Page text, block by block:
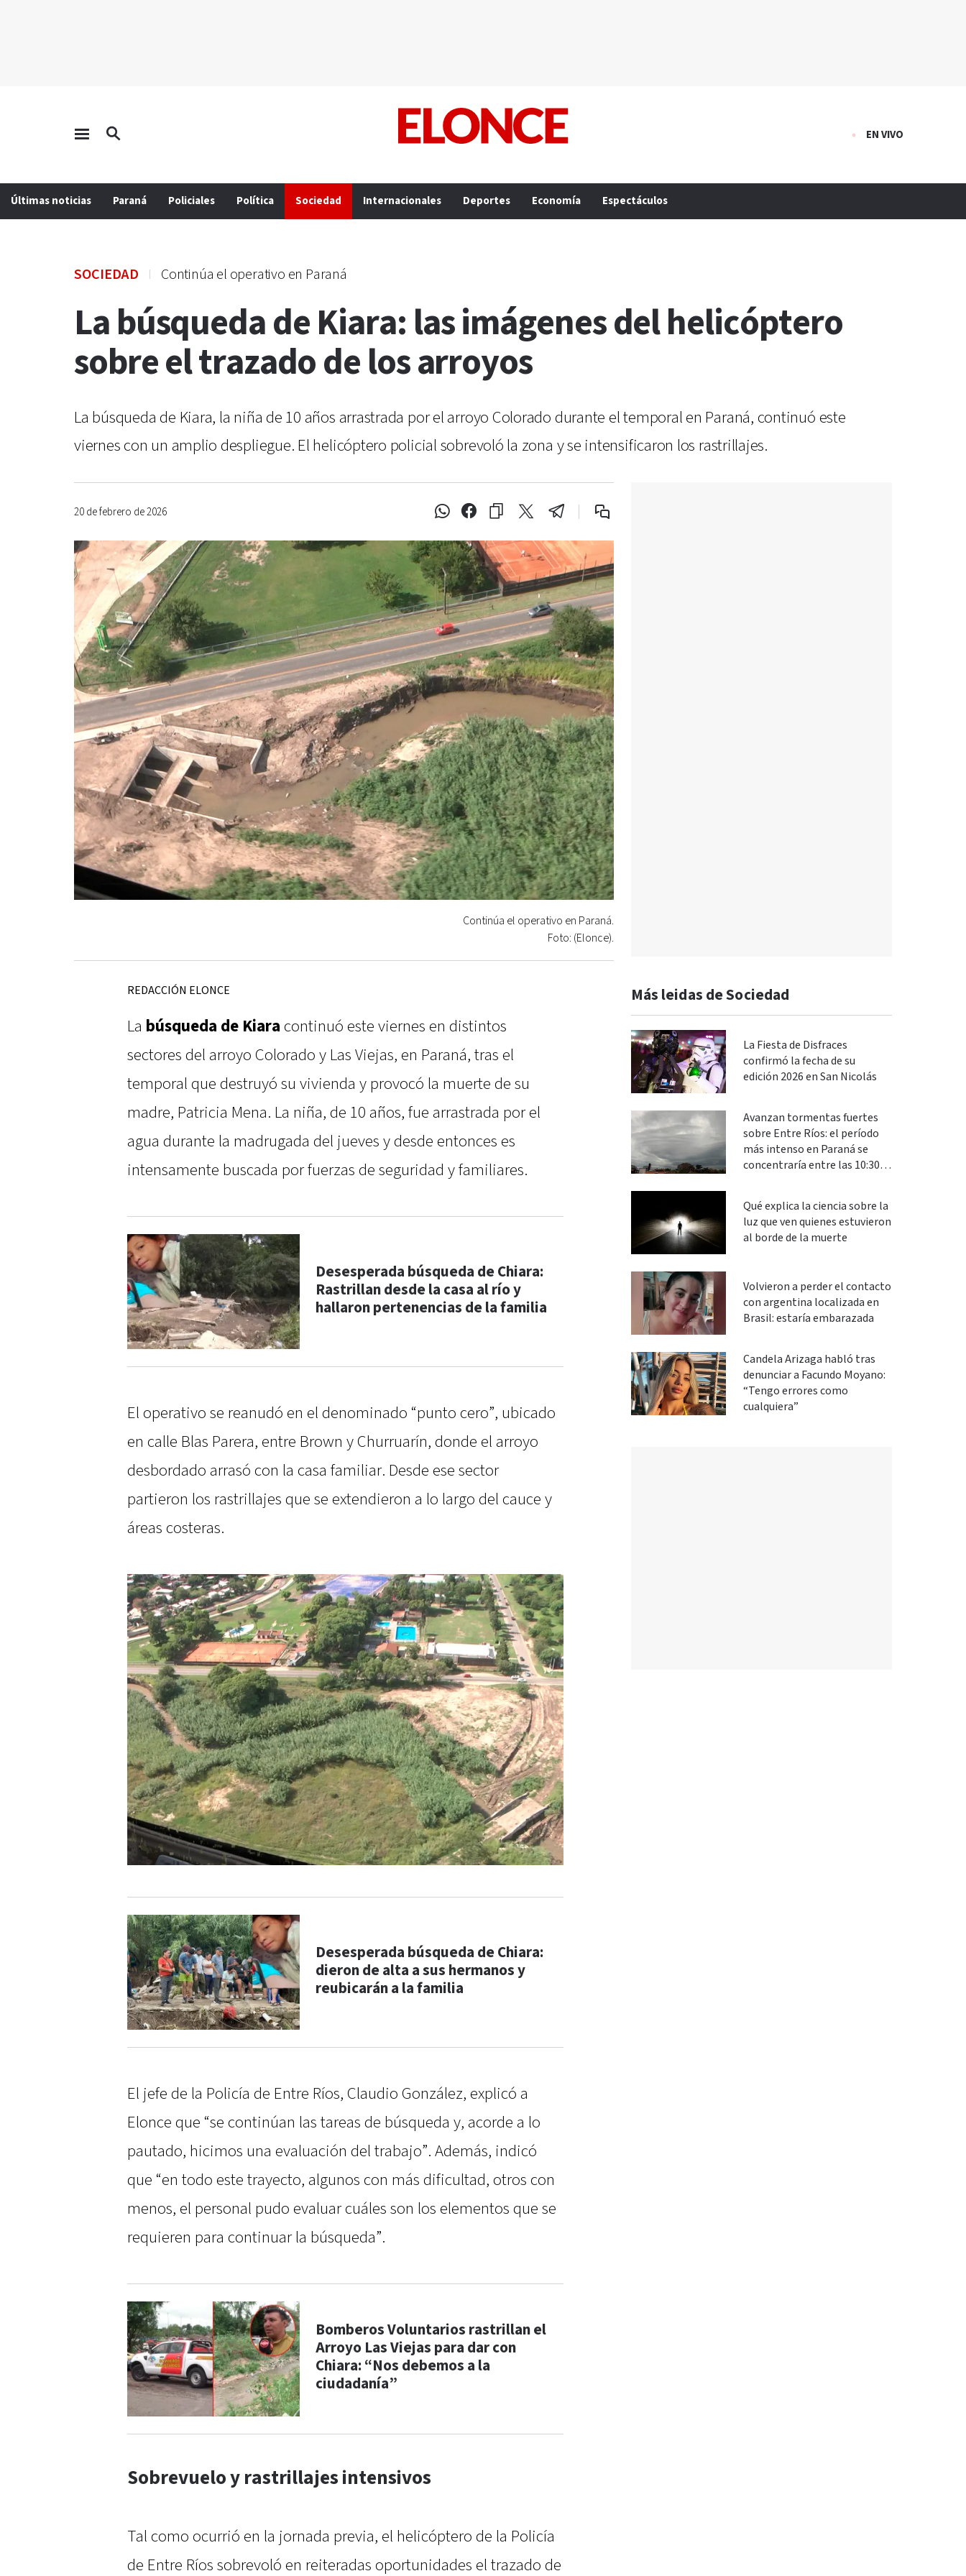
EN VIVO
Últimas noticias Paraná Policiales Política Sociedad Internacionales Deportes Economía Espectáculos
SOCIEDAD Continúa el operativo en Paraná
La búsqueda de Kiara: las imágenes del helicóptero
sobre el trazado de los arroyos
La búsqueda de Kiara, la niña de 10 años arrastrada por el arroyo Colorado durante el temporal en Paraná, continuó este
viernes con un amplio despliegue. El helicóptero policial sobrevoló la zona y se intensificaron los rastrillajes.
20 de febrero de 2026
Continúa el operativo en Paraná.
Foto: (Elonce).
REDACCIÓN ELONCE
La búsqueda de Kiara continuó este viernes en distintos
sectores del arroyo Colorado y Las Viejas, en Paraná, tras el
temporal que destruyó su vivienda y provocó la muerte de su
madre, Patricia Mena. La niña, de 10 años, fue arrastrada por el
agua durante la madrugada del jueves y desde entonces es
intensamente buscada por fuerzas de seguridad y familiares.
Desesperada búsqueda de Chiara:
Rastrillan desde la casa al río y
hallaron pertenencias de la familia
El operativo se reanudó en el denominado “punto cero”, ubicado
en calle Blas Parera, entre Brown y Churruarín, donde el arroyo
desbordado arrasó con la casa familiar. Desde ese sector
partieron los rastrillajes que se extendieron a lo largo del cauce y
áreas costeras.
Desesperada búsqueda de Chiara:
dieron de alta a sus hermanos y
reubicarán a la familia
El jefe de la Policía de Entre Ríos, Claudio González, explicó a
Elonce que “se continúan las tareas de búsqueda y, acorde a lo
pautado, hicimos una evaluación del trabajo”. Además, indicó
que “en todo este trayecto, algunos con más dificultad, otros con
menos, el personal pudo evaluar cuáles son los elementos que se
requieren para continuar la búsqueda”.
Bomberos Voluntarios rastrillan el
Arroyo Las Viejas para dar con
Chiara: “Nos debemos a la
ciudadanía”
Sobrevuelo y rastrillajes intensivos
Tal como ocurrió en la jornada previa, el helicóptero de la Policía
de Entre Ríos sobrevoló en reiteradas oportunidades el trazado de
Más leidas de Sociedad
La Fiesta de Disfraces
confirmó la fecha de su
edición 2026 en San Nicolás
Avanzan tormentas fuertes
sobre Entre Ríos: el período
más intenso en Paraná se
concentraría entre las 10:30 y
Qué explica la ciencia sobre la
luz que ven quienes estuvieron
al borde de la muerte
Volvieron a perder el contacto
con argentina localizada en
Brasil: estaría embarazada
Candela Arizaga habló tras
denunciar a Facundo Moyano:
“Tengo errores como
cualquiera”